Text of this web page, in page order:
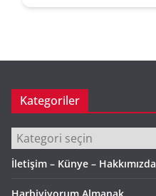
Kategoriler
Kategoriler
İletişim – Künye – Hakkımızda